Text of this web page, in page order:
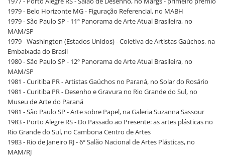
1979 - Belo Horizonte MG - Figuração Referencial, no MABH
1979 - São Paulo SP - 11º Panorama de Arte Atual Brasileira, no
MAM/SP
1979 - Washington (Estados Unidos) - Coletiva de Artistas Gaúchos, na
Embaixada do Brasil
1980 - São Paulo SP - 12º Panorama de Arte Atual Brasileira, no
MAM/SP
1981 - Curitiba PR - Artistas Gaúchos no Paraná, no Solar do Rosário
1981 - Curitiba PR - Desenho e Gravura no Rio Grande do Sul, no
Museu de Arte do Paraná
1981 - São Paulo SP - Arte sobre Papel, na Galeria Suzanna Sassour
1983 - Porto Alegre RS - Do Passado ao Presente: as artes plásticas no
Rio Grande do Sul, no Cambona Centro de Artes
1983 - Rio de Janeiro RJ - 6º Salão Nacional de Artes Plásticas, no
MAM/RJ